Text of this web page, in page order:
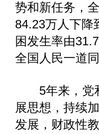
势和新任务，
84.23万人下降
困发生率由
全国人民一道
5年来，党和
展思想，持续
发展，财政性